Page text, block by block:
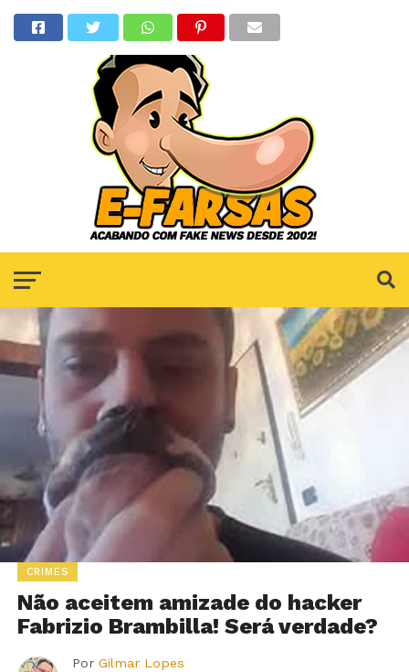
CRIMES
Não aceitem amizade do hacker
Fabrizio Brambilla! Será verdade?
Por Gilmar Lopes